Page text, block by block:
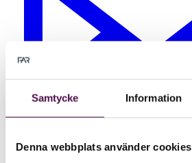
Samtycke Information
Denna webbplats använder cookies